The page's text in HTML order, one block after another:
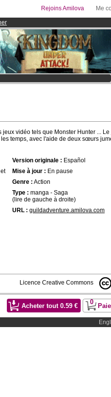
Me
Rejoins Amilova
vidéo tels que Monster Hunter ...
temps, avec l'aide de deux sœurs
et
Version originale : Español
Mise à jour : En pause
Genre : Action
Type : manga - Saga
(lire de gauche à droite)
URL : guildadventure.amilova.com
Licence Creative Commons
0
Acheter tout 0.59 €